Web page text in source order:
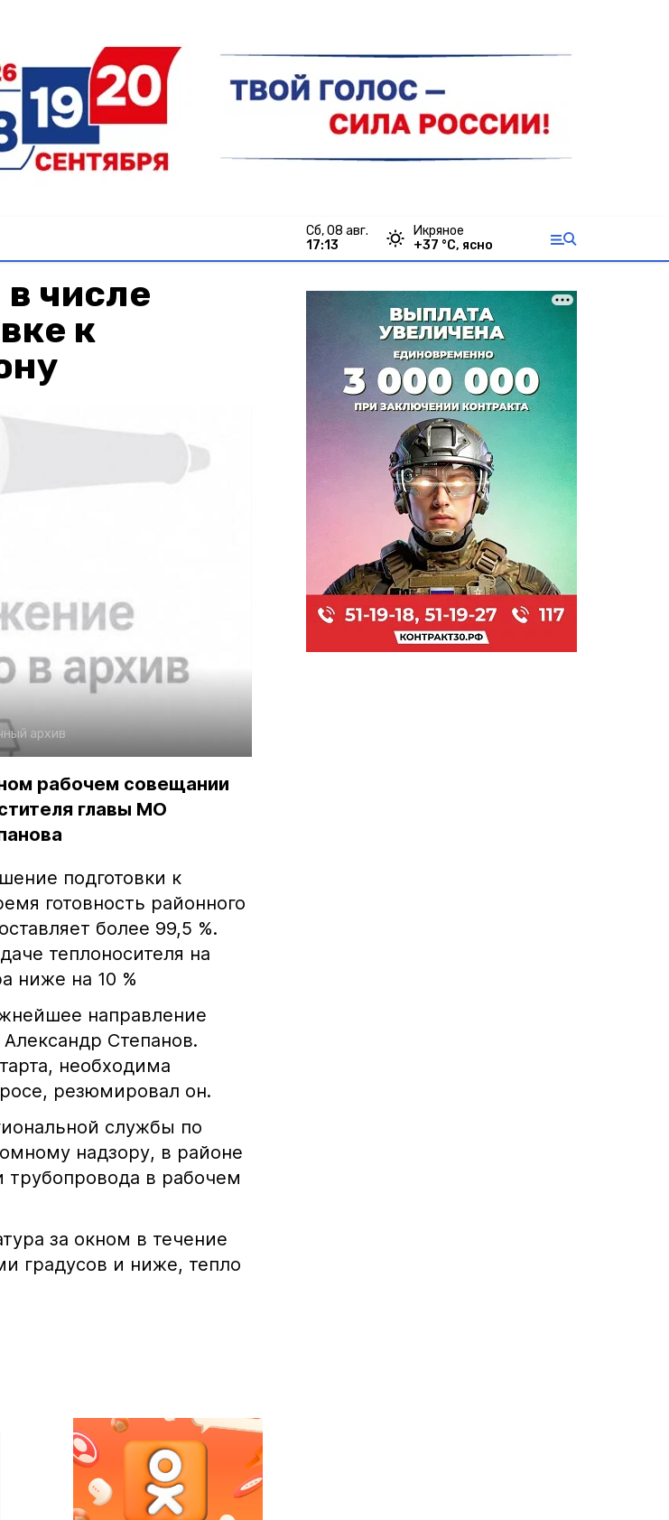
сб, 08 авг.
17:13
Икряное
+37 °С, ясно
числе
к
архив
рабочем совещании
главы МО
подготовки к
готовность районного
более 99,5 %.
теплоносителя на
ниже на 10 %
направление
Степанов.
необходима
резюмировал он.
службы по
надзору, в районе
в рабочем
за окном в течение
градусов и ниже, тепло